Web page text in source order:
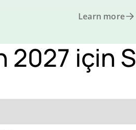
Learn more
2027 için